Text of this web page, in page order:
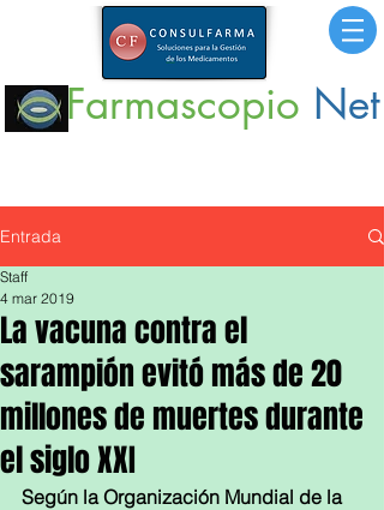
Farmascopio Net
Entrada
La vacuna contra el
sarampión evitó más de 20
millones de muertes durante
el siglo XXI
Staff
4 mar 2019
Según la Organización Mundial de la